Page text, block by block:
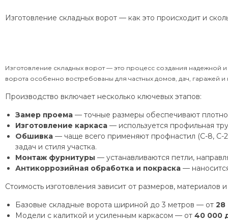
Изготовление складных ворот — как это происходит и
Изготовление складных ворот — это процесс создания надежной
ворота особенно востребованы для частных домов, дач, гаражей
Производство включает несколько ключевых этапов:
Замер проема — точные размеры обеспечивают
Изготовление каркаса — используется профильная
Обшивка — чаще всего применяют профнастил (С-8, С-
задач и стиля участка.
Монтаж фурнитуры — устанавливаются петли,
Антикоррозийная обработка и покраска —
Стоимость изготовления зависит от размеров,
Базовые складные ворота шириной до 3 метров — от 28
Модели с калиткой и усиленным каркасом — от 40 000